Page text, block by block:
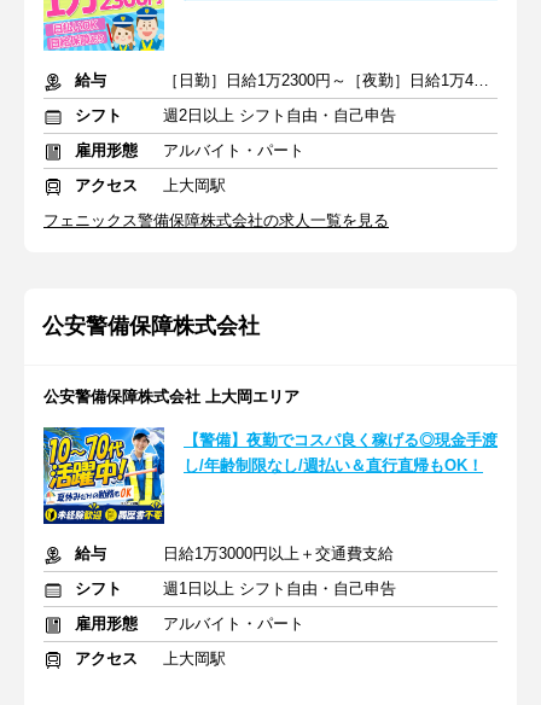
給与
［日勤］日給1万2300円～［夜勤］日給1万4620円～
シフト
週2日以上 シフト自由・自己申告
雇用形態
アルバイト・パート
アクセス
上大岡駅
フェニックス警備保障株式会社の求人一覧を見る
公安警備保障株式会社
公安警備保障株式会社 上大岡エリア
【警備】夜勤でコスパ良く稼げる◎現金手渡
し/年齢制限なし/週払い＆直行直帰もOK！
給与
日給1万3000円以上＋交通費支給
シフト
週1日以上 シフト自由・自己申告
雇用形態
アルバイト・パート
アクセス
上大岡駅